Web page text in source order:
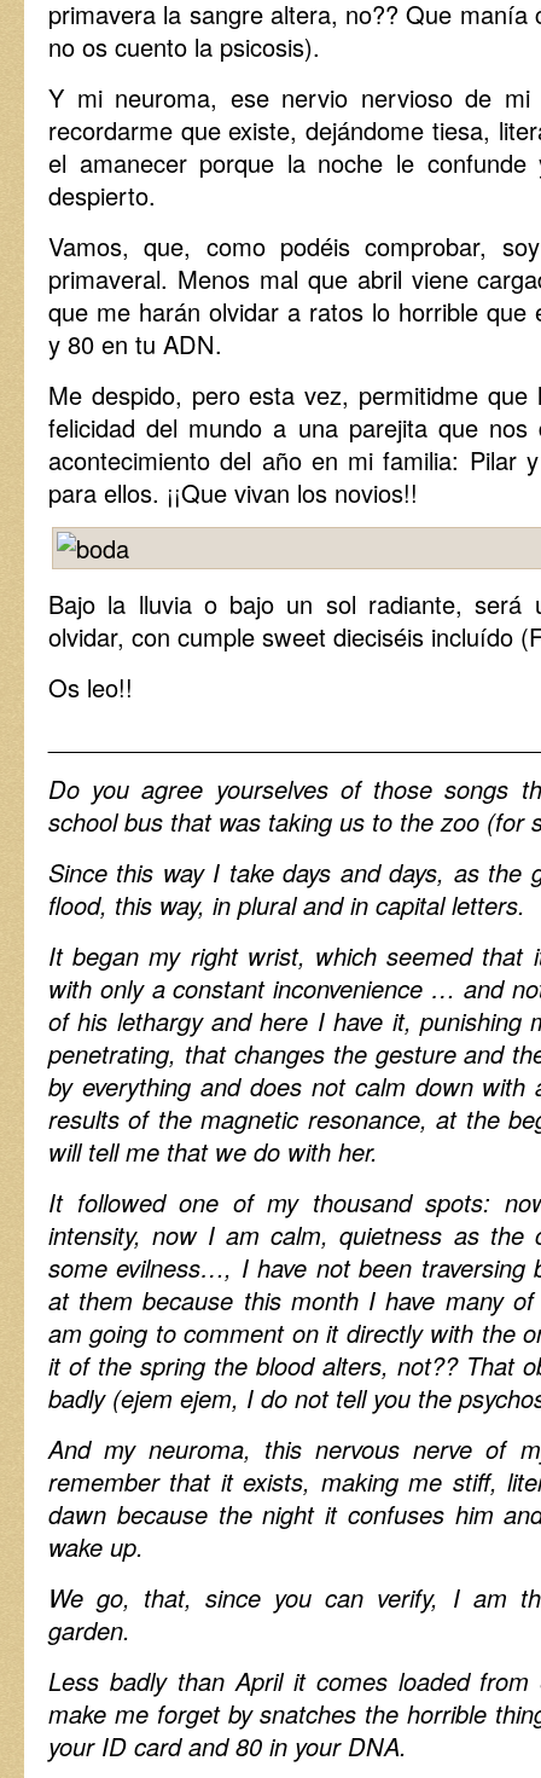
primavera la sangre altera, no?? Que manía
no os cuento la psicosis).
Y mi neuroma, ese nervio nervioso de mi
recordarme que existe, dejándome tiesa,
el amanecer porque la noche le
despierto.
Vamos, que, como podéis comprobar,
primaveral. Menos mal que abril viene
que me harán olvidar a ratos lo horrible
y 80 en tu ADN.
Me despido, pero esta vez, permitidme
felicidad del mundo a una parejita que
acontecimiento del año en mi familia: Pilar
para ellos. ¡¡Que vivan los novios!!
Bajo la lluvia o bajo un sol radiante, será
olvidar, con cumple sweet dieciséis incluído
Os leo!!
Do you agree yourselves of those songs
school bus that was taking us to the zoo (for
Since this way I take days and days, as the
flood, this way, in plural and in capital letters.
It began my right wrist, which seemed
with only a constant inconvenience … and
of his lethargy and here I have it, punishing
penetrating, that changes the gesture and
by everything and does not calm down
results of the magnetic resonance, at the
will tell me that we do with her.
It followed one of my thousand spots:
intensity, now I am calm, quietness as the
some evilness…, I have not been traversing
at them because this month I have many
am going to comment on it directly with the
it of the spring the blood alters, not?? That
badly (ejem ejem, I do not tell you the
And my neuroma, this nervous nerve of
remember that it exists, making me stiff,
dawn because the night it confuses him
wake up.
We go, that, since you can verify, I am
garden.
Less badly than April it comes loaded
make me forget by snatches the horrible
your ID card and 80 in your DNA.